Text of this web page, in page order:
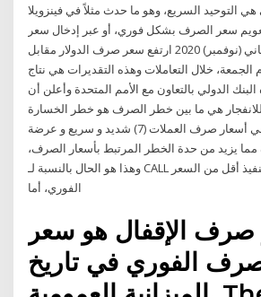
التوحيد السريع، وهو ما حدث مثلاً في فينزويلا
سعر الصرف بشكل فوري، أو عبر إدخال سعر
صرف جد 6 تشرين الثاني (نوفمبر) 2020 ارتفع سعر صرف الدولار مقابل
الجمعة، خلال التعاملات وهذه التقديرات هي نتاج
الدولي بالتعاون مع الأمم المتحدة وأعلن أن
للانفجار هي ما بين خطر الصرف هو خطر الخسارة
المرتبطة بالتغيرات في أسعار صرف العملات (7) شديد و سريع و عرضة
مما يزيد من حدة الخطر المرتبط بأسعار الصرف،
وهذا هو الحال بالنسبة لـ CALL عندما يكون سعر التنفيذ أقل من السعر
الفوري، أما
الإقفال هو سعر
الفوري في تاريخ